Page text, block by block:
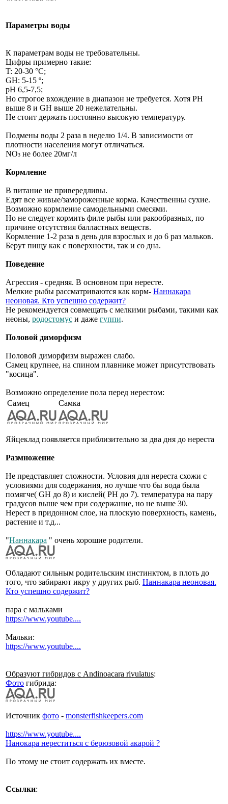
Параметры воды
К параметрам воды не требовательны.
Цифры примерно такие:
T: 20-30 °C;
GH: 5-15 º;
pH 6,5-7,5;
Но строгое вхождение в диапазон не требуется. Хотя PH
выше 8 и GH выше 20 нежелательны.
Не стоит держать постоянно высокую температуру.
Подмены воды 2 раза в неделю 1/4. В зависимости от
плотности населения могут отличаться.
NO3 не более 20мг/л
Кормление
В питание не привередливы.
Едят все живые/замороженные корма. Качественны сухие.
Возможно кормление самодельными смесями.
Но не следует кормить филе рыбы или ракообразных, по
причине отсутствия балластных веществ.
Кормление 1-2 раза в день для взрослых и до 6 раз мальков.
Берут пищу как с поверхности, так и со дна.
Поведение
Агрессия - средняя. В основном при нересте.
Мелкие рыбы рассматриваются как корм- Наннакара
неоновая. Кто успешно содержит?
Не рекомендуется совмещать с мелкими рыбами, такими как
неоны, родостомус и даже гуппи.
Половой диморфизм
Половой диморфизм выражен слабо.
Самец крупнее, на спином плавнике может присутствовать
"косица".
Возможно определение пола перед нерестом:
Самец
Самка
Яйцеклад появляется приблизительно за два дня до нереста
Размножение
Не представляет сложности. Условия для нереста схожи с
условиями для содержания, но лучше что бы вода была
помягче( GH до 8) и кислей( PH до 7). температура на пару
градусов выше чем при содержание, но не выше 30.
Нерест в придонном слое, на плоскую поверхность, камень,
растение и т.д...
"Наннакара " очень хорошие родители.
Обладают сильным родительским инстинктом, в плоть до
того, что забирают икру у других рыб. Наннакара неоновая.
Кто успешно содержит?
пара с мальками
https://www.youtube....
Мальки:
https://www.youtube....
Образуют гибридов с Andinoacara rivulatus:
Фото гибрида:
Источник фото - monsterfishkeepers.com
https://www.youtube....
Нанокара нереститься с берюзовой акарой ?
По этому не стоит содержать их вместе.
Ссылки: